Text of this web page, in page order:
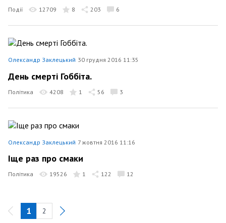
Події 12709 8 203 6
Олександр Заклецький 30 грудня 2016 11:35
День смерті Гоббіта.
Політика 4208 1 56 3
Олександр Заклецький 7 жовтня 2016 11:16
Іще раз про смаки
Політика 19526 1 122 12
1 2